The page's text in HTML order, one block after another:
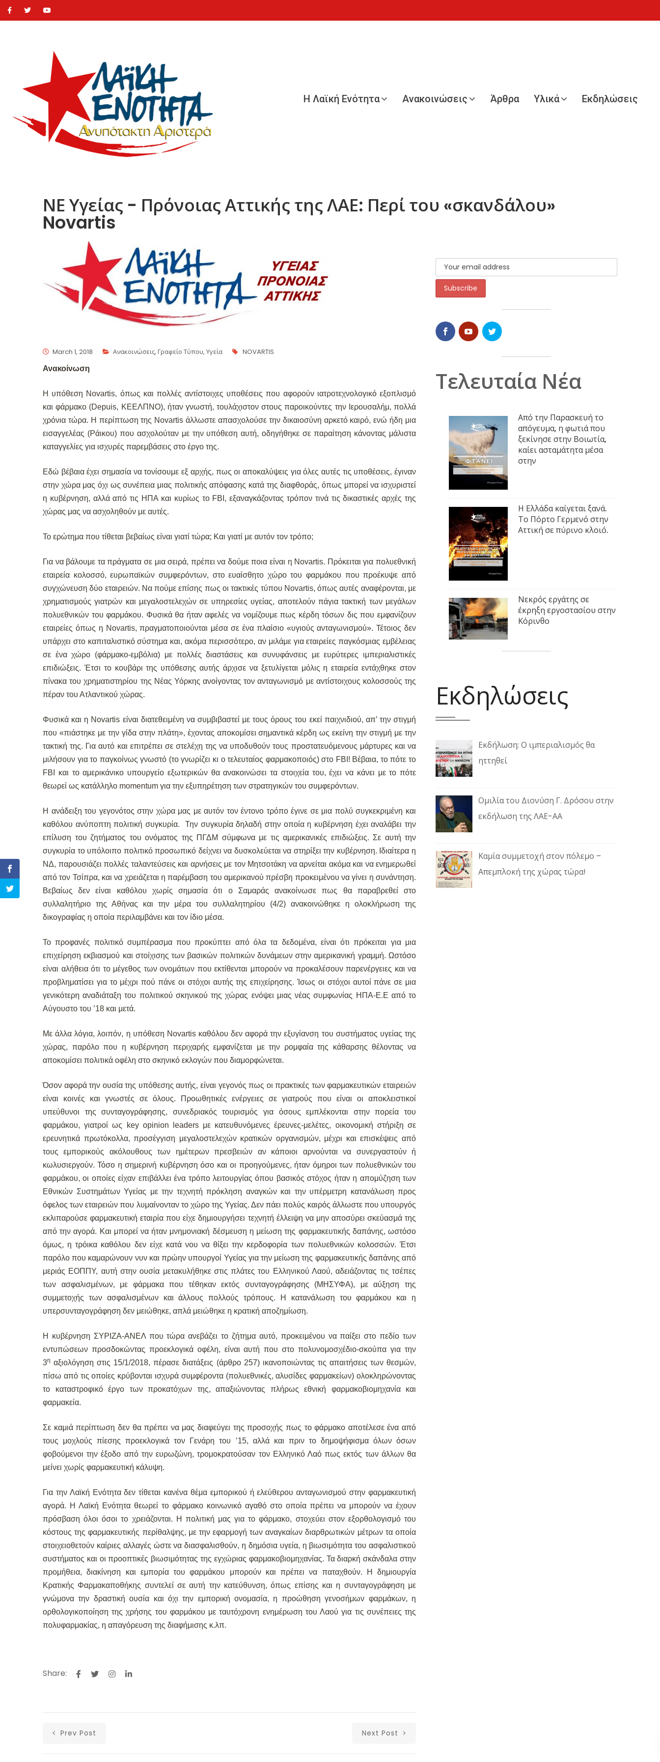
Η Λαϊκή Ενότητα Ανακοινώσεις Άρθρα Υλικά Εκδηλώσεις
ΝΕ Υγείας - Πρόνοιας Αττικής της ΛΑΕ: Περί του «σκανδάλου»
Novartis
March 1, 2018 Ανακοινώσεις, Γραφείο Τύπου, Υγεία NOVARTIS
Ανακοίνωση
Η υπόθεση Novartis, όπως και πολλές αντίστοιχες υποθέσεις που αφορούν ιατροτεχνολογικό εξοπλισμό
και φάρμακο (Depuis, ΚΕΕΛΠΝΟ), ήταν γνωστή, τουλάχιστον στους παροικούντες την Ιερουσαλήμ, πολλά
χρόνια τώρα. Η περίπτωση της Novartis άλλωστε απασχολούσε την δικαιοσύνη αρκετό καιρό, ενώ ήδη μια
εισαγγελέας (Ράικου) που ασχολούταν με την υπόθεση αυτή, οδηγήθηκε σε παραίτηση κάνοντας μάλιστα
καταγγελίες για ισχυρές παρεμβάσεις στο έργο της.
Εδώ βέβαια έχει σημασία να τονίσουμε εξ αρχής, πως οι αποκαλύψεις για όλες αυτές τις υποθέσεις, έγιναν
στην χώρα μας όχι ως συνέπεια μιας πολιτικής απόφασης κατά της διαφθοράς, όπως μπορεί να ισχυριστεί
η κυβέρνηση, αλλά από τις ΗΠΑ και κυρίως το FBI, εξαναγκάζοντας τρόπον τινά τις δικαστικές αρχές της
χώρας μας να ασχοληθούν με αυτές.
Το ερώτημα που τίθεται βεβαίως είναι γιατί τώρα; Και γιατί με αυτόν τον τρόπο;
Για να βάλουμε τα πράγματα σε μια σειρά, πρέπει να δούμε ποια είναι η Novartis. Πρόκειται για πολυεθνική
εταιρεία κολοσσό, ευρωπαϊκών συμφερόντων, στο ευαίσθητο χώρο του φαρμάκου που προέκυψε από
συγχώνευση δύο εταιρειών. Να πούμε επίσης πως οι τακτικές τύπου Novartis, όπως αυτές αναφέρονται, με
χρηματισμούς γιατρών και μεγαλοστελεχών σε υπηρεσίες υγείας, αποτελούν πάγια τακτική των μεγάλων
πολυεθνικών του φαρμάκου. Φυσικά θα ήταν αφελές να νομίζουμε πως κέρδη τόσων δις που εμφανίζουν
εταιρείες όπως η Novartis, πραγματοποιούνται μέσα σε ένα πλαίσιο «υγιούς ανταγωνισμού». Τέτοιος δεν
υπάρχει στο καπιταλιστικό σύστημα και, ακόμα περισσότερο, αν μιλάμε για εταιρείες παγκόσμιας εμβέλειας
σε ένα χώρο (φάρμακο-εμβόλια) με πολλές διαστάσεις και συνυφάνσεις με ευρύτερες ιμπεριαλιστικές
επιδιώξεις. Έτσι το κουβάρι της υπόθεσης αυτής άρχισε να ξετυλίγεται μόλις η εταιρεία εντάχθηκε στον
πίνακα του χρηματιστηρίου της Νέας Υόρκης ανοίγοντας τον ανταγωνισμό με αντίστοιχους κολοσσούς της
πέραν του Ατλαντικού χώρας.
Φυσικά και η Novartis είναι διατεθειμένη να συμβιβαστεί με τους όρους του εκεί παιχνιδιού, απ’ την στιγμή
που «πιάστηκε με την γίδα στην πλάτη», έχοντας αποκομίσει σημαντικά κέρδη ως εκείνη την στιγμή με την
τακτική της. Για αυτό και επιτρέπει σε στελέχη της να υποδυθούν τους προστατευόμενους μάρτυρες και να
μιλήσουν για το παγκοίνως γνωστό (το γνωρίζει κι ο τελευταίος φαρμακοποιός) στο FBΙ! Βέβαια, το πότε το
FBI και το αμερικάνικο υπουργείο εξωτερικών θα ανακοινώσει τα στοιχεία του, έχει να κάνει με το πότε
θεωρεί ως κατάλληλο momentum για την εξυπηρέτηση των στρατηγικών του συμφερόντων.
Η ανάδειξη του γεγονότος στην χώρα μας με αυτόν τον έντονο τρόπο έγινε σε μια πολύ συγκεκριμένη και
καθόλου ανύποπτη πολιτική συγκυρία. Την συγκυρία δηλαδή στην οποία η κυβέρνηση έχει αναλάβει την
επίλυση του ζητήματος του ονόματος της ΠΓΔΜ σύμφωνα με τις αμερικανικές επιδιώξεις. Σε αυτή την
συγκυρία το υπόλοιπο πολιτικό προσωπικό δείχνει να δυσκολεύεται να στηρίξει την κυβέρνηση. Ιδιαίτερα η
ΝΔ, παρουσιάζει πολλές ταλαντεύσεις και αρνήσεις με τον Μητσοτάκη να αρνείται ακόμα και να ενημερωθεί
από τον Τσίπρα, και να χρειάζεται η παρέμβαση του αμερικανού πρέσβη προκειμένου να γίνει η συνάντηση.
Βεβαίως δεν είναι καθόλου χωρίς σημασία ότι ο Σαμαράς ανακοίνωσε πως θα παραβρεθεί στο
συλλαλητήριο της Αθήνας και την μέρα του συλλαλητηρίου (4/2) ανακοινώθηκε η ολοκλήρωση της
δικογραφίας η οποία περιλαμβάνει και τον ίδιο μέσα.
Το προφανές πολιτικό συμπέρασμα που προκύπτει από όλα τα δεδομένα, είναι ότι πρόκειται για μια
επιχείρηση εκβιασμού και στοίχισης των βασικών πολιτικών δυνάμεων στην αμερικανική γραμμή. Ωστόσο
είναι αλήθεια ότι το μέγεθος των ονομάτων που εκτίθενται μπορούν να προκαλέσουν παρενέργειες και να
προβληματίσει για το μέχρι πού πάνε οι στόχοι αυτής της επιχείρησης. Ίσως οι στόχοι αυτοί πάνε σε μια
γενικότερη αναδιάταξη του πολιτικού σκηνικού της χώρας ενόψει μιας νέας συμφωνίας ΗΠΑ-Ε.Ε από το
Αύγουστο του ’18 και μετά.
Με άλλα λόγια, λοιπόν, η υπόθεση Novartis καθόλου δεν αφορά την εξυγίανση του συστήματος υγείας της
χώρας, παρόλο που η κυβέρνηση περιχαρής εμφανίζεται με την ρομφαία της κάθαρσης θέλοντας να
αποκομίσει πολιτικά οφέλη στο σκηνικό εκλογών που διαμορφώνεται.
Όσον αφορά την ουσία της υπόθεσης αυτής, είναι γεγονός πως οι πρακτικές των φαρμακευτικών εταιρειών
είναι κοινές και γνωστές σε όλους. Προωθητικές ενέργειες σε γιατρούς που είναι οι αποκλειστικοί
υπεύθυνοι της συνταγογράφησης, συνεδριακός τουρισμός για όσους εμπλέκονται στην πορεία του
φαρμάκου, γιατροί ως key opinion leaders με κατευθυνόμενες έρευνες-μελέτες, οικονομική στήριξη σε
ερευνητικά πρωτόκολλα, προσέγγιση μεγαλοστελεχών κρατικών οργανισμών, μέχρι και επισκέψεις από
τους εμπορικούς ακόλουθους των ημέτερων πρεσβειών αν κάποιοι αρνούνται να συνεργαστούν ή
κωλυσιεργούν. Τόσο η σημερινή κυβέρνηση όσο και οι προηγούμενες, ήταν όμηροι των πολυεθνικών του
φαρμάκου, οι οποίες είχαν επιβάλλει ένα τρόπο λειτουργίας όπου βασικός στόχος ήταν η απομύζηση των
Εθνικών Συστημάτων Υγείας με την τεχνητή πρόκληση αναγκών και την υπέρμετρη κατανάλωση προς
όφελος των εταιρειών που λυμαίνονταν το χώρο της Υγείας. Δεν πάει πολύς καιρός άλλωστε που υπουργός
εκλιπαρούσε φαρμακευτική εταιρία που είχε δημιουργήσει τεχνητή έλλειψη να μην αποσύρει σκεύασμά της
από την αγορά. Και μπορεί να ήταν μνημονιακή δέσμευση η μείωση της φαρμακευτικής δαπάνης, ωστόσο
όμως, η τρόικα καθόλου δεν είχε κατά νου να θίξει την κερδοφορία των πολυεθνικών κολοσσών. Έτσι
παρόλο που καμαρώνουν νυν και πρώην υπουργοί Υγείας για την μείωση της φαρμακευτικής δαπάνης από
μεριάς ΕΟΠΠΥ, αυτή στην ουσία μετακυλήθηκε στις πλάτες του Ελληνικού Λαού, αδειάζοντας τις τσέπες
των ασφαλισμένων, με φάρμακα που τέθηκαν εκτός συνταγογράφησης (ΜΗΣΥΦΑ), με αύξηση της
συμμετοχής των ασφαλισμένων και άλλους πολλούς τρόπους. Η κατανάλωση του φαρμάκου και η
υπερσυνταγογράφηση δεν μειώθηκε, απλά μειώθηκε η κρατική αποζημίωση.
Η κυβέρνηση ΣΥΡΙΖΑ-ΑΝΕΛ που τώρα ανεβάζει το ζήτημα αυτό, προκειμένου να παίξει στο πεδίο των
εντυπώσεων προσδοκώντας προεκλογικά οφέλη, είναι αυτή που στο πολυνομοσχέδιο-σκούπα για την
3η αξιολόγηση στις 15/1/2018, πέρασε διατάξεις (άρθρο 257) ικανοποιώντας τις απαιτήσεις των θεσμών,
πίσω από τις οποίες κρύβονται ισχυρά συμφέροντα (πολυεθνικές, αλυσίδες φαρμακείων) ολοκληρώνοντας
το καταστροφικό έργο των προκατόχων της, απαξιώνοντας πλήρως εθνική φαρμακοβιομηχανία και
φαρμακεία.
Σε καμιά περίπτωση δεν θα πρέπει να μας διαφεύγει της προσοχής πως το φάρμακο αποτέλεσε ένα από
τους μοχλούς πίεσης προεκλογικά τον Γενάρη του ’15, αλλά και πριν το δημοψήφισμα όλων όσων
φοβούμενοι την έξοδο από την ευρωζώνη, τρομοκρατούσαν τον Ελληνικό Λαό πως εκτός των άλλων θα
μείνει χωρίς φαρμακευτική κάλυψη.
Για την Λαϊκή Ενότητα δεν τίθεται κανένα θέμα εμπορικού ή ελεύθερου ανταγωνισμού στην φαρμακευτική
αγορά. Η Λαϊκή Ενότητα θεωρεί το φάρμακο κοινωνικό αγαθό στο οποία πρέπει να μπορούν να έχουν
πρόσβαση όλοι όσοι το χρειάζονται. Η πολιτική μας για το φάρμακο, στοχεύει στον εξορθολογισμό του
κόστους της φαρμακευτικής περίθαλψης, με την εφαρμογή των αναγκαίων διαρθρωτικών μέτρων τα οποία
στοιχειοθετούν καίριες αλλαγές ώστε να διασφαλισθούν, η δημόσια υγεία, η βιωσιμότητα του ασφαλιστικού
συστήματος και οι προοπτικές βιωσιμότητας της εγχώριας φαρμακοβιομηχανίας. Τα διαρκή σκάνδαλα στην
προμήθεια, διακίνηση και εμπορία του φαρμάκου μπορούν και πρέπει να παταχθούν. Η δημιουργία
Κρατικής Φαρμακαποθήκης συντελεί σε αυτή την κατεύθυνση, όπως επίσης και η συνταγογράφηση με
γνώμονα την δραστική ουσία και όχι την εμπορική ονομασία, η προώθηση γενοσήμων φαρμάκων, η
ορθολογικοποίηση της χρήσης του φαρμάκου με ταυτόχρονη ενημέρωση του Λαού για τις συνέπειες της
πολυφαρμακίας, η απαγόρευση της διαφήμισης κ.λπ.
Share:
Prev Post Next Post
Τελευταία Νέα
Από την Παρασκευή το
απόγευμα, η φωτιά που
ξεκίνησε στην Βοιωτία,
καίει ασταμάτητα μέσα
στην
Η Ελλάδα καίγεται ξανά.
Το Πόρτο Γερμενό στην
Αττική σε πύρινο κλοιό.
Νεκρός εργάτης σε
έκρηξη εργοστασίου στην
Κόρινθο
Εκδηλώσεις
Εκδήλωση: Ο ιμπεριαλισμός θα
ηττηθεί
Ομιλία του Διονύση Γ. Δρόσου στην
εκδήλωση της ΛΑΕ-ΑΑ
Καμία συμμετοχή στον πόλεμο –
Απεμπλοκή της χώρας τώρα!